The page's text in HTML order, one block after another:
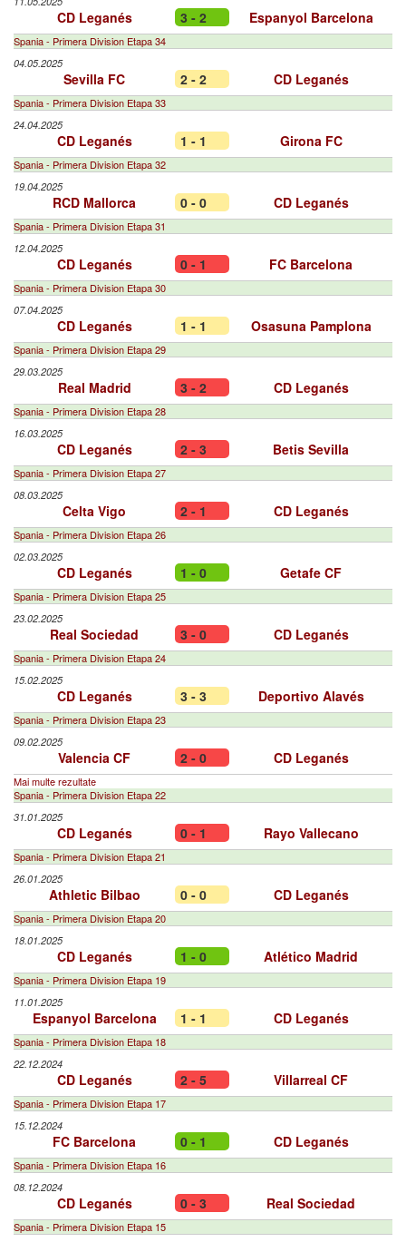
CD Leganés 3 - 2 Espanyol Barcelona
Spania - Primera Division Etapa 34
04.05.2025
Sevilla FC 2 - 2 CD Leganés
Spania - Primera Division Etapa 33
24.04.2025
CD Leganés 1 - 1 Girona FC
Spania - Primera Division Etapa 32
19.04.2025
RCD Mallorca 0 - 0 CD Leganés
Spania - Primera Division Etapa 31
12.04.2025
CD Leganés 0 - 1 FC Barcelona
Spania - Primera Division Etapa 30
07.04.2025
CD Leganés 1 - 1 Osasuna Pamplona
Spania - Primera Division Etapa 29
29.03.2025
Real Madrid 3 - 2 CD Leganés
Spania - Primera Division Etapa 28
16.03.2025
CD Leganés 2 - 3 Betis Sevilla
Spania - Primera Division Etapa 27
08.03.2025
Celta Vigo 2 - 1 CD Leganés
Spania - Primera Division Etapa 26
02.03.2025
CD Leganés 1 - 0 Getafe CF
Spania - Primera Division Etapa 25
23.02.2025
Real Sociedad 3 - 0 CD Leganés
Spania - Primera Division Etapa 24
15.02.2025
CD Leganés 3 - 3 Deportivo Alavés
Spania - Primera Division Etapa 23
09.02.2025
Valencia CF 2 - 0 CD Leganés
Mai multe rezultate
Spania - Primera Division Etapa 22
31.01.2025
CD Leganés 0 - 1 Rayo Vallecano
Spania - Primera Division Etapa 21
26.01.2025
Athletic Bilbao 0 - 0 CD Leganés
Spania - Primera Division Etapa 20
18.01.2025
CD Leganés 1 - 0 Atlético Madrid
Spania - Primera Division Etapa 19
11.01.2025
Espanyol Barcelona 1 - 1 CD Leganés
Spania - Primera Division Etapa 18
22.12.2024
CD Leganés 2 - 5 Villarreal CF
Spania - Primera Division Etapa 17
15.12.2024
FC Barcelona 0 - 1 CD Leganés
Spania - Primera Division Etapa 16
08.12.2024
CD Leganés 0 - 3 Real Sociedad
Spania - Primera Division Etapa 15